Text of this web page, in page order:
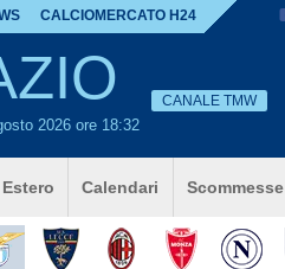
CALCIOMERCATO H24
2026 ore 18:32
CANALE TMW
Calendari Scommesse